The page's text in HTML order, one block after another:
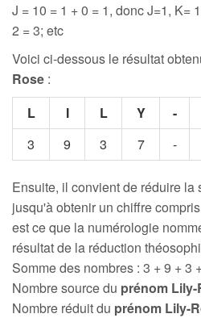
J = 10 = 1 + 0 = 1, donc J=1, K=
2 = 3; etc
Voici ci-dessous le résultat
Rose :
L
I L Y -
3
9 3 7 -
Ensuite, il convient de réduire la
jusqu'à obtenir un chiffre
est ce que la numérologie
résultat de la réduction
Somme des nombres : 3 + 9 + 3
Nombre source du prénom Lily-
Nombre réduit du prénom Lily-